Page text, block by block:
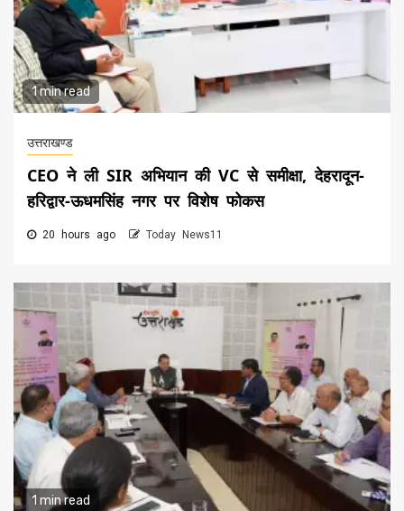
1 min read
उत्तराखण्ड
CEO ने ली SIR अभियान की VC से समीक्षा, देहरादून-
हरिद्वार-ऊधमसिंह नगर पर विशेष फोकस
20 hours ago Today News11
1 min read